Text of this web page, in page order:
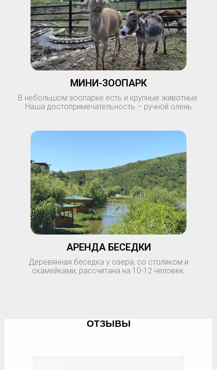
МИНИ-ЗООПАРК
В небольшом зоопарке есть и крупные животные.
Наша достопримечательность – ручной олень
АРЕНДА БЕСЕДКИ
Деревянная беседка у озера, со столиком и
скамейками, рассчитана на 10-12 человек.
ОТЗЫВЫ